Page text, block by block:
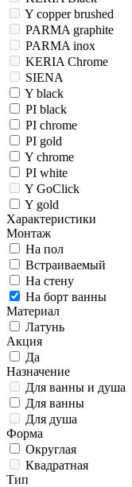
Y copper brushed
PARMA graphite
PARMA inox
KERIA Chrome
SIENA
Y black
PI black
PI chrome
PI gold
Y chrome
PI white
Y GoClick
Y gold
Характеристики
Монтаж
На пол
Встраиваемый
На стену
На борт ванны
Материал
Латунь
Акция
Да
Назначение
Для ванны и душа
Для ванны
Для душа
Форма
Округлая
Квадратная
Тип